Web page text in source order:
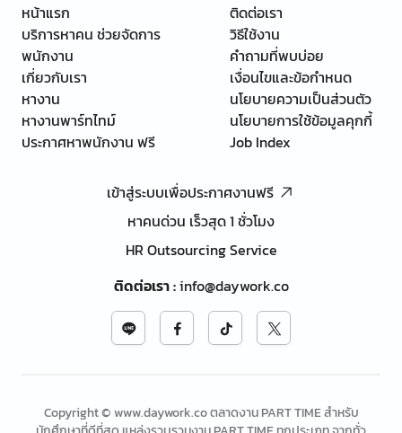
หน้าแรก
บริการหาคน ช่วยจัดการ
พนักงาน
เกี่ยวกับเรา
หางาน
หางานพาร์ทไทม์
ประกาศหาพนักงาน ฟรี
ติดต่อเรา
วิธีใช้งาน
คำถามที่พบบ่อย
เงื่อนไขและข้อกำหนด
นโยบายความเป็นส่วนตัว
นโยบายการใช้ข้อมูลคุกกี้
Job Index
เข้าสู่ระบบเพื่อประกาศงานฟรี
หาคนด่วน เร็วสุด 1 ชั่วโมง
HR Outsourcing Service
ติดต่อเรา:info@daywork.co
Copyright © www.daywork.co ตลาดงาน PART TIME สำหรับ